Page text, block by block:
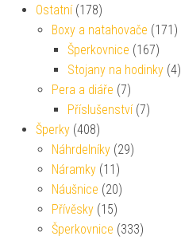
Ostatní (178)
Boxy a natahovače (171)
Šperkovnice (167)
Stojany na hodinky (4)
Pera a diáře (7)
Příslušenství (7)
Šperky (408)
Náhrdelníky (29)
Náramky (11)
Náušnice (20)
Přívěsky (15)
Šperkovnice (333)